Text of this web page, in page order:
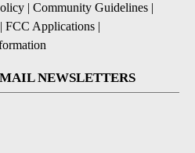
| Community Guidelines |
| FCC Applications |
NEWSLETTERS